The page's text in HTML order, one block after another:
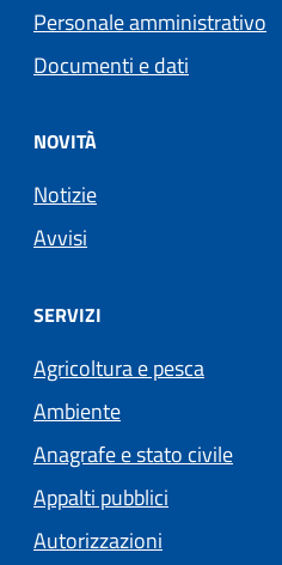
Personale amministrativo
Documenti e dati
NOVITÀ
Notizie
Avvisi
SERVIZI
Agricoltura e pesca
Ambiente
Anagrafe e stato civile
Appalti pubblici
Autorizzazioni